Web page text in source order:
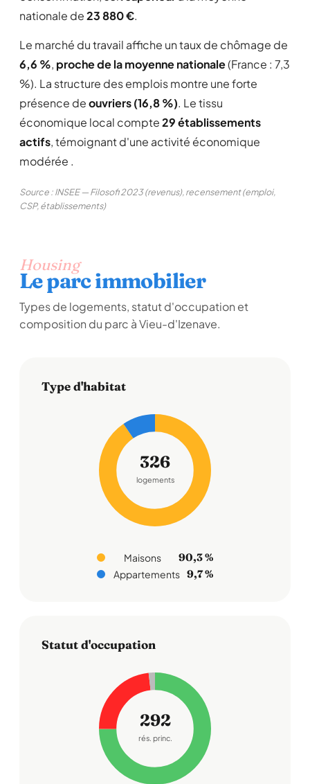
nationale de23 880 €.
Le marché du travail affiche un taux de chômage de
6,6 %, proche de la moyenne nationale(France : 7,3
%). La structure des emplois montre une forte
présence deouvriers (16,8 %). Le tissu
économique local compte29 établissements
actifs, témoignant d'une activité économique
modérée .
Source : INSEE — Filosofi 2023 (revenus), recensement (emploi,
CSP, établissements)
Housing
Le parc immobilier
Types de logements, statut d'occupation et
composition du parc à Vieu-d'Izenave.
Type d'habitat
326
logements
Maisons 90,3 %
Appartements 9,7 %
Statut d'occupation
292
rés. princ.